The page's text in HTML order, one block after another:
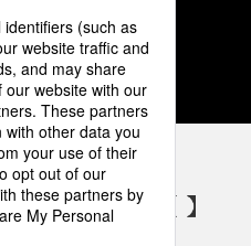
3 4 5
備 SNSアカウント